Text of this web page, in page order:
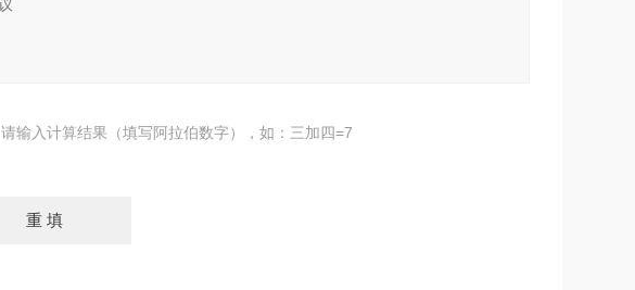
请输入计算结果（填写阿拉伯数字），如：三加四=7